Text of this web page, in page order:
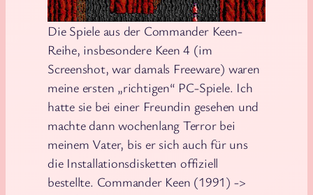
Die Spiele aus der Commander Keen-
Reihe, insbesondere Keen 4 (im
Screenshot, war damals Freeware) waren
meine ersten „richtigen“ PC-Spiele. Ich
hatte sie bei einer Freundin gesehen und
machte dann wochenlang Terror bei
meinem Vater, bis er sich auch für uns
die Installationsdisketten offiziell
bestellte. Commander Keen (1991) ->